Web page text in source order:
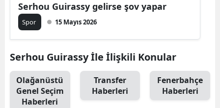
Serhou Guirassy gelirse şov yapar
Spor 15 Mayıs 2026
Serhou Guirassy İle İlişkili Konular
Olağanüstü
Genel Seçim
Haberleri
Transfer
Haberleri
Fenerbahçe
Haberleri